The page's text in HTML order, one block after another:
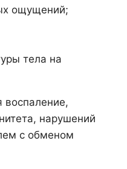
ощущений;
тела на
воспаление,
нарушений
с обменом